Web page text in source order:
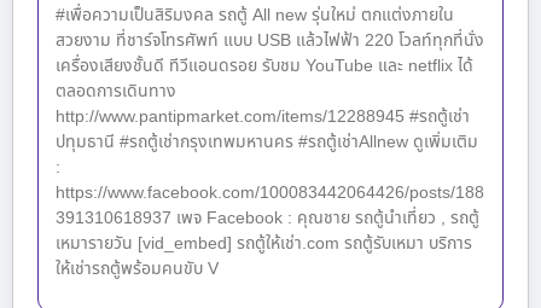
#เพื่อความเป็นสิริมงคล รถตู้ All new รุ่นใหม่ ตกแต่งภายใน
สวยงาม ที่ชาร์จโทรศัพท์ แบบ USB แล้วไฟฟ้า 220 โวลท์ทุกที่นั่ง
เครื่องเสียงชั้นดี ทีวีแอนดรอย รับชม YouTube และ netflix ได้
ตลอดการเดินทาง
http://www.pantipmarket.com/items/12288945 #รถตู้เช่า
ปทุมธานี #รถตู้เช่ากรุงเทพมหานคร #รถตู้เช่าAllnew ดูเพิ่มเติม
:
https://www.facebook.com/100083442064426/posts/188
391310618937 เพจ Facebook : คุณชาย รถตู้นำเที่ยว , รถตู้
เหมารายวัน [vid_embed] รถตู้ให้เช่า.com รถตู้รับเหมา บริการ
ให้เช่ารถตู้พร้อมคนขับ V